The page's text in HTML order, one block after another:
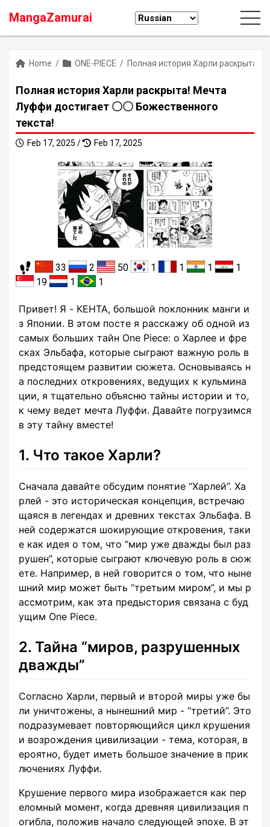
MangaZamurai
Home / ONE-PIECE / Полная история Харли раскрыта!
Полная история Харли раскрыта! Мечта
Луффи достигает 〇〇 Божественного
текста!
Feb 17, 2025 / Feb 17, 2025
33 2 50 1 1 1
1
19
1 1
Привет! Я - КЕНТА, большой поклонник манги и
з Японии. В этом посте я расскажу об одной из
самых больших тайн One Piece: о Харлее и фре
сках Эльбафа, которые сыграют важную роль в
предстоящем развитии сюжета. Основываясь н
а последних откровениях, ведущих к кульмина
ции, я тщательно объясню тайны истории и то,
к чему ведет мечта Луффи. Давайте погрузимся
в эту тайну вместе!
1. Что такое Харли?
Сначала давайте обсудим понятие “Харлей”. Ха
рлей - это историческая концепция, встречаю
щаяся в легендах и древних текстах Эльбафа. В
ней содержатся шокирующие откровения, таки
е как идея о том, что “мир уже дважды был раз
рушен”, которые сыграют ключевую роль в сюж
ете. Например, в ней говорится о том, что ныне
шний мир может быть “третьим миром”, и мы р
ассмотрим, как эта предыстория связана с буд
ущим One Piece.
2. Тайна “миров, разрушенных
дважды”
Согласно Харли, первый и второй миры уже бы
ли уничтожены, а нынешний мир - “третий”. Это
подразумевает повторяющийся цикл крушения
и возрождения цивилизации - тема, которая, в
ероятно, будет иметь большое значение в прик
лючениях Луффи.
Крушение первого мира изображается как пер
еломный момент, когда древняя цивилизация п
огибла, положив начало следующей эпохе. В эт